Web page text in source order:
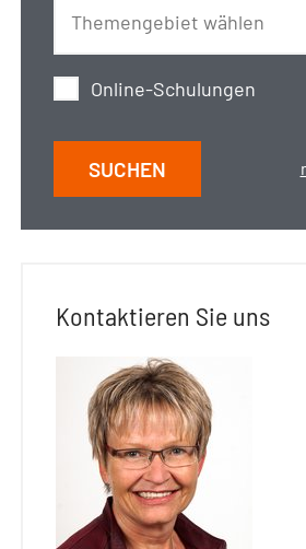
Online-Schulungen
SUCHEN
Kontaktieren Sie uns